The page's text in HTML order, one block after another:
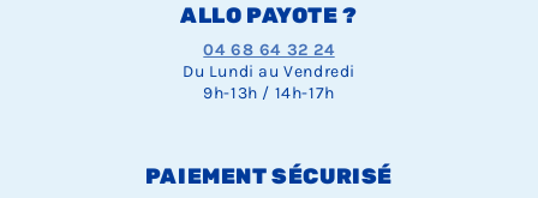
ALLO PAYOTE ?
04 68 64 32 24
Du Lundi au Vendredi
9h-13h / 14h-17h
PAIEMENT SÉCURISÉ